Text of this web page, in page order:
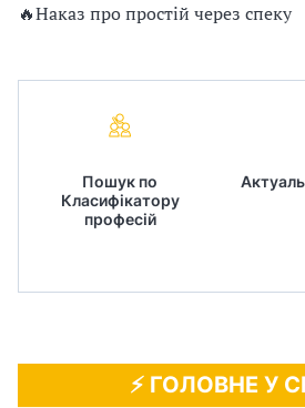
🔥Наказ про простій через спеку
Пошук по
Класифікатору
професій
⚡️ ГОЛОВНЕ У